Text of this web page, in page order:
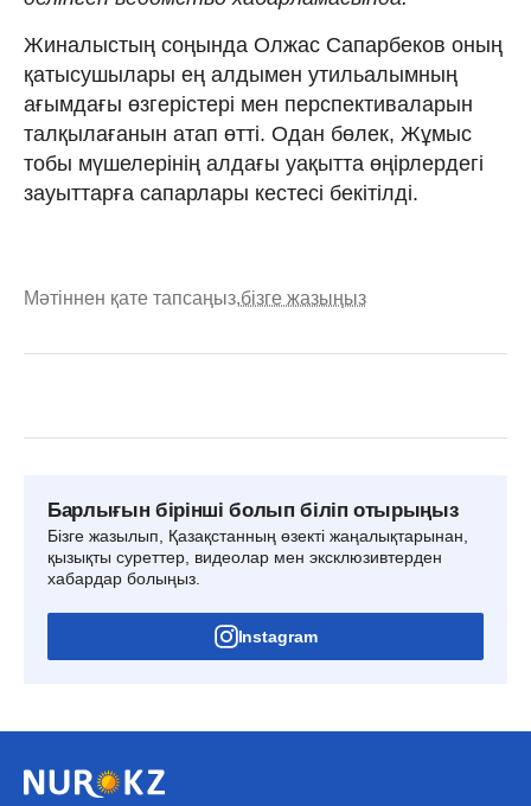
Жиналыстың соңында Олжас Сапарбеков оның
қатысушылары ең алдымен утильалымның
ағымдағы өзгерістері мен перспективаларын
талқылағанын атап өтті. Одан бөлек, Жұмыс
тобы мүшелерінің алдағы уақытта өңірлердегі
зауыттарға сапарлары кестесі бекітілді.
Мәтіннен қате тапсаңыз,бізге жазыңыз
Барлығын бірінші болып біліп отырыңыз
Бізге жазылып, Қазақстанның өзекті жаңалықтарынан,
қызықты суреттер, видеолар мен эксклюзивтерден
хабардар болыңыз.
Instagram